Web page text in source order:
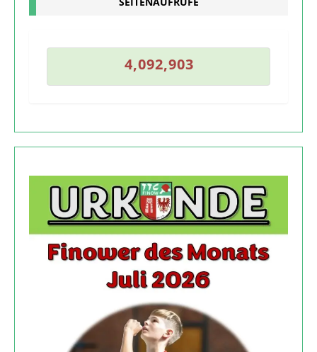
4
4
,
,
0
0
9
9
2
2
,
,
9
9
0
03
2